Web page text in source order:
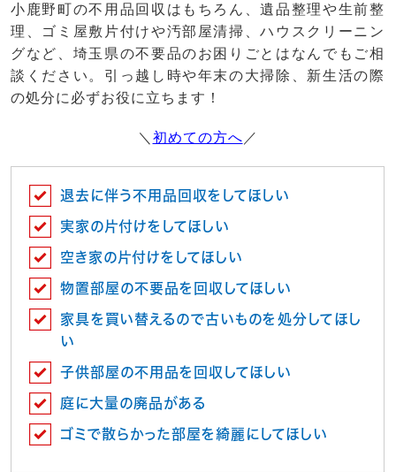
小鹿野町の不用品回収はもちろん、遺品整理や生前整
理、ゴミ屋敷片付けや汚部屋清掃、ハウスクリーニン
グなど、埼玉県の不要品のお困りごとはなんでもご相
談ください。引っ越し時や年末の大掃除、新生活の際
の処分に必ずお役に立ちます！
＼ 初めての方へ ／
退去に伴う不用品回収をしてほしい
実家の片付けをしてほしい
空き家の片付けをしてほしい
物置部屋の不要品を回収してほしい
家具を買い替えるので古いものを処分してほし
い
子供部屋の不用品を回収してほしい
庭に大量の廃品がある
ゴミで散らかった部屋を綺麗にしてほしい